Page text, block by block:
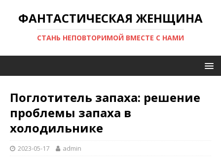
ФАНТАСТИЧЕСКАЯ ЖЕНЩИНА
СТАНЬ НЕПОВТОРИМОЙ ВМЕСТЕ С НАМИ
Поглотитель запаха: решение
проблемы запаха в
холодильнике
2023-05-17 admin